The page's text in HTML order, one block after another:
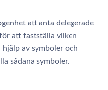
att anta delegerade
att fastställa vilken
hjälp av symboler och
sådana symboler.